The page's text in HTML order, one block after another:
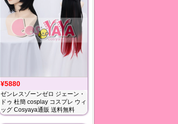
¥5880
ゼンレスゾーンゼロ ジェーン・
ドゥ 杜簡 cosplay コスプレ ウィ
ッグ Cosyaya通販 送料無料